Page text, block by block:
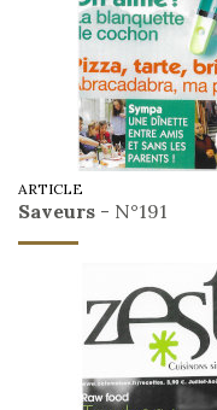
ARTICLE
Saveurs - N°191